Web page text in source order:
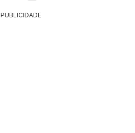
PUBLICIDADE